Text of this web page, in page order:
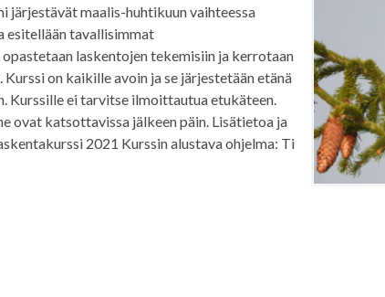
järjestävät maalis-huhtikuun vaihteessa
esitellään tavallisimmat
laskentojen tekemisiin ja kerrotaan
on kaikille avoin ja se järjestetään etänä
Kurssille ei tarvitse ilmoittautua etukäteen.
ovat katsottavissa jälkeen päin. Lisätietoa ja
2021 Kurssin alustava ohjelma: Ti